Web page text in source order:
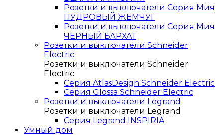
Розетки и выключатели Серия Мия
ПУДРОВЫЙ ЖЕМЧУГ
Розетки и выключатели Серия Мия
ЧЕРНЫЙ БАРХАТ
Розетки и выключатели Schneider
Electric
Розетки и выключатели Schneider
Electric
Серия AtlasDesign Schneider Electric
Серия Glossa Schneider Electric
Розетки и выключатели Legrand
Розетки и выключатели Legrand
Серия Legrand INSPIRIA
Умный дом